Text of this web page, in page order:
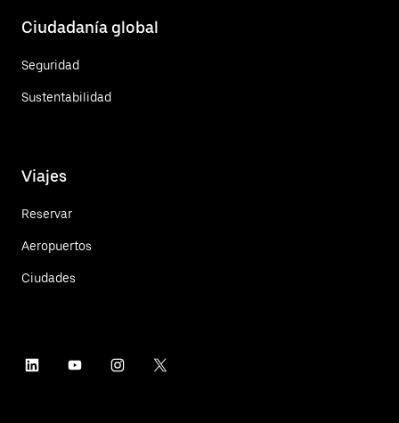
Ciudadanía global
Seguridad
Sustentabilidad
Viajes
Reservar
Aeropuertos
Ciudades